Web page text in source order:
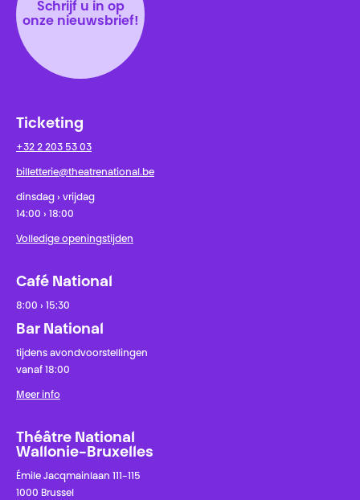
Schrijf u in op
onze nieuwsbrief!
Ticketing
+32 2 203 53 03
billetterie@theatrenational.be
dinsdag › vrijdag
14:00 › 18:00
Volledige openingstijden
Café National
8:00 › 15:30
Bar National
tijdens avondvoorstellingen
vanaf 18:00
Meer info
Théâtre National
Wallonie-Bruxelles
Émile Jacqmainlaan 111-115
1000 Brussel